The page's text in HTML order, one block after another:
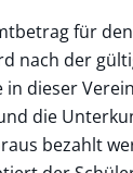
für
nach der
in dieser
die
bezahlt